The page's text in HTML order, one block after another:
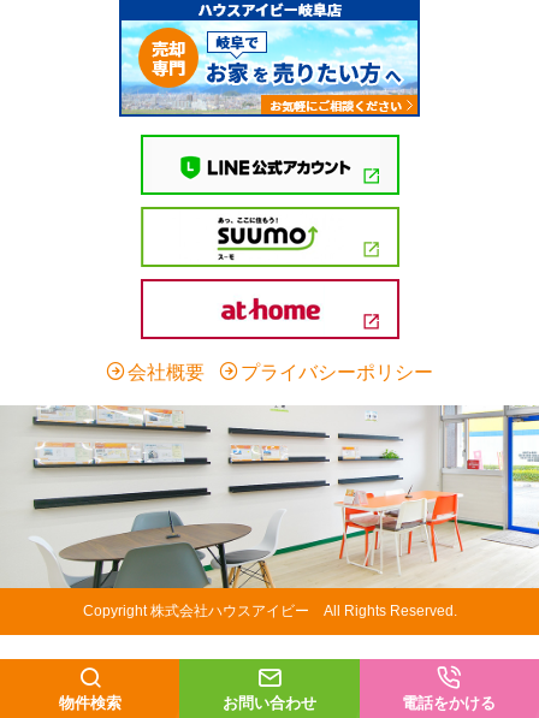
物件検索 お問い合わせ 電話をかける
会社概要 プライバシーポリシー
Copyright 株式会社ハウスアイビー All Rights Reserved.